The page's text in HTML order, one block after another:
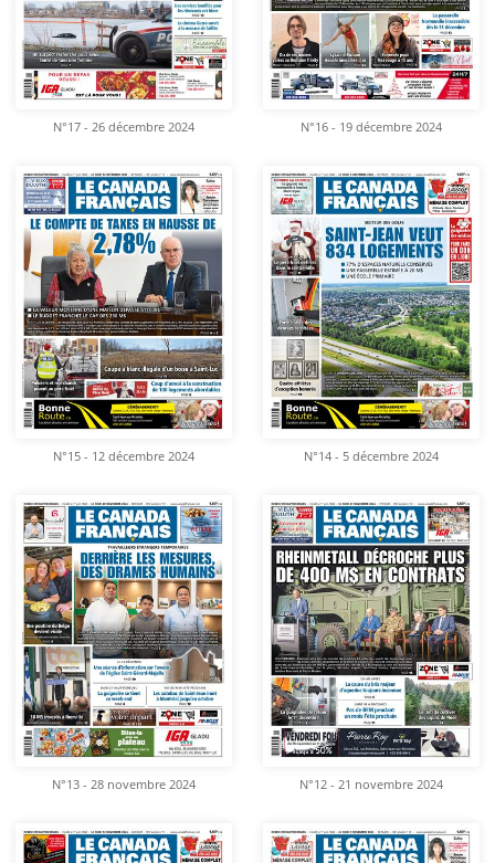
N°17 - 26 décembre 2024 N°16 - 19 décembre 2024
N°15 - 12 décembre 2024 N°14 - 5 décembre 2024
N°13 - 28 novembre 2024 N°12 - 21 novembre 2024